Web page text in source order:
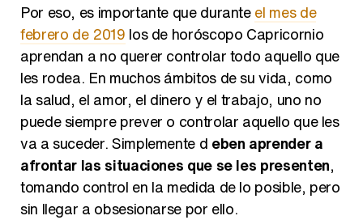
Por eso, es importante que duranteel mes de
febrero de 2019 los de horóscopo Capricornio
aprendan a no querer controlar todo aquello que
les rodea. En muchos ámbitos de su vida, como
la salud, el amor, el dinero y el trabajo, uno no
puede siempre prever o controlar aquello que les
va a suceder. Simplemente d eben aprender a
afrontar las situaciones que se les presenten,
tomando control en la medida de lo posible, pero
sin llegar a obsesionarse por ello.